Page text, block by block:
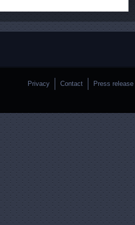
Privacy Contact Press release